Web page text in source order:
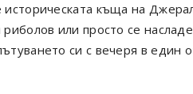
историческата къща на
или просто се
си с вечеря в един